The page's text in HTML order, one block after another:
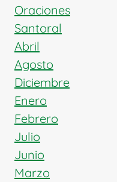
Oraciones
Santoral
Abril
Agosto
Diciembre
Enero
Febrero
Julio
Junio
Marzo